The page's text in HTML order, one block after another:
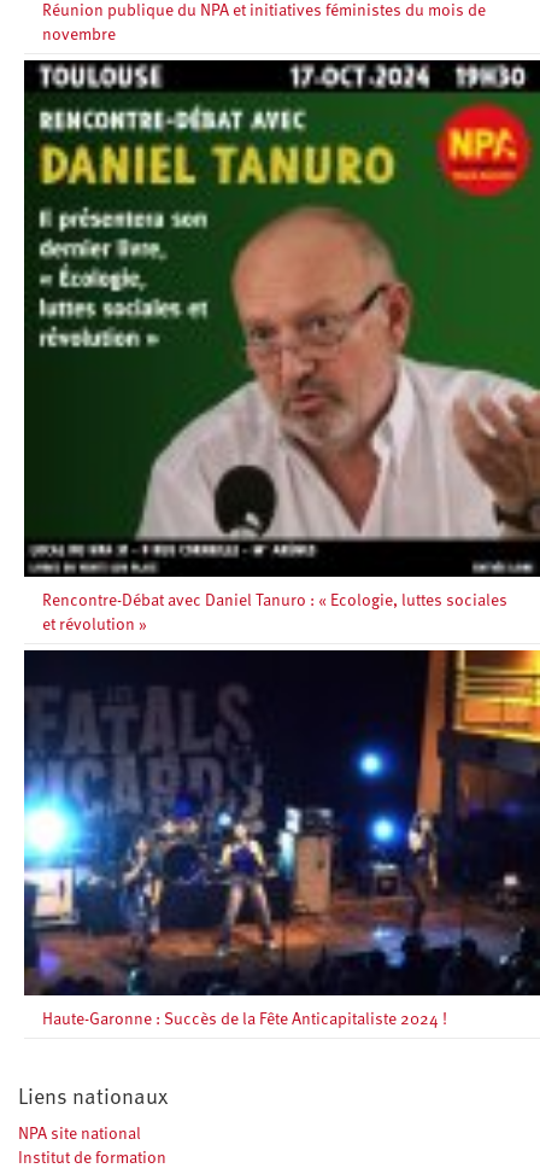
Réunion publique du NPA et initiatives féministes du mois de
novembre
Rencontre-Débat avec Daniel Tanuro : « Ecologie, luttes sociales
et révolution »
Haute-Garonne : Succès de la Fête Anticapitaliste 2024 !
Liens nationaux
NPA site national
Institut de formation